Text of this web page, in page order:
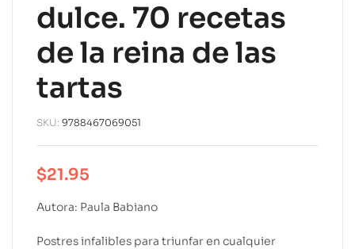
dulce. 70 recetas
de la reina de las
tartas
SKU: 9788467069051
$21.95
Autora: Paula Babiano
Postres infalibles para triunfar en cualquier